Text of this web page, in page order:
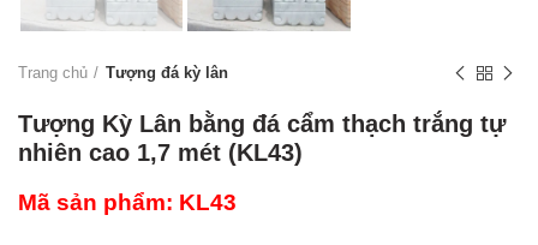
Trang chủ Tượng đá kỳ lân
Tượng Kỳ Lân bằng đá cẩm thạch trắng tự
nhiên cao 1,7 mét (KL43)
Mã sản phẩm: KL43